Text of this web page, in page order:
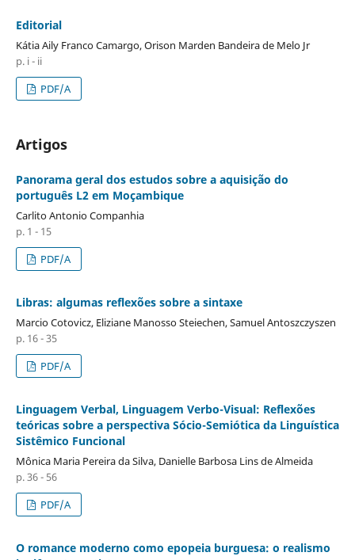
Editorial
Kátia Aily Franco Camargo, Orison Marden Bandeira de Melo Jr
p. i - ii
PDF/A
Artigos
Panorama geral dos estudos sobre a aquisição do
português L2 em Moçambique
Carlito Antonio Companhia
p. 1 - 15
PDF/A
Libras: algumas reflexões sobre a sintaxe
Marcio Cotovicz, Eliziane Manosso Steiechen, Samuel Antoszczyszen
p. 16 - 35
PDF/A
Linguagem Verbal, Linguagem Verbo-Visual: Reflexões
teóricas sobre a perspectiva Sócio-Semiótica da Linguística
Sistêmico Funcional
Mônica Maria Pereira da Silva, Danielle Barbosa Lins de Almeida
p. 36 - 56
PDF/A
O romance moderno como epopeia burguesa: o realismo